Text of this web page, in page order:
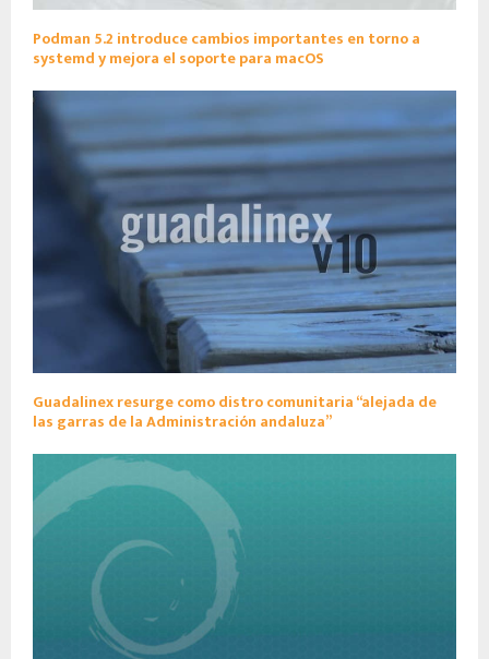
Podman 5.2 introduce cambios importantes en torno a
systemd y mejora el soporte para macOS
Guadalinex resurge como distro comunitaria “alejada de
las garras de la Administración andaluza”